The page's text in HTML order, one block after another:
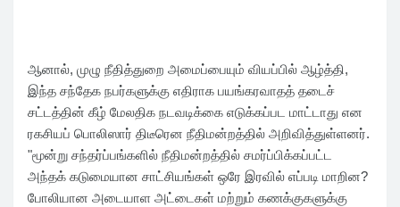
ஆனால், முழு நீதித்துறை அமைப்பையும் வியப்பில் ஆழ்த்தி,
இந்த சந்தேக நபர்களுக்கு எதிராக பயங்கரவாதத் தடைச்
சட்டத்தின் கீழ் மேலதிக நடவடிக்கை எடுக்கப்பட மாட்டாது என
ரகசியப் பொலிஸார் திடீரென நீதிமன்றத்தில் அறிவித்துள்ளனர்.
"மூன்று சந்தர்ப்பங்களில் நீதிமன்றத்தில் சமர்ப்பிக்கப்பட்ட
அந்தக் கடுமையான சாட்சியங்கள் ஒரே இரவில் எப்படி மாறின?
போலியான அடையாள அட்டைகள் மற்றும் கணக்குகளுக்கு